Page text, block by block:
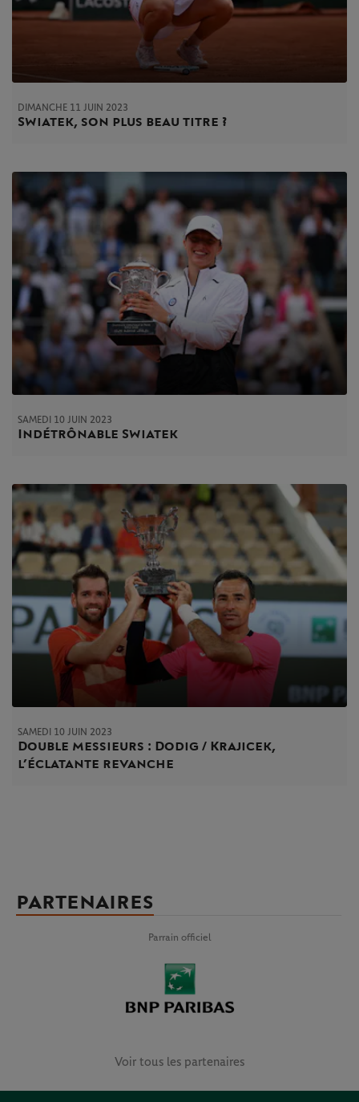
DIMANCHE 11 JUIN 2023
Swiatek, son plus beau titre ?
SAMEDI 10 JUIN 2023
Indétrônable Swiatek
SAMEDI 10 JUIN 2023
Double messieurs : Dodig / Krajicek,
l’éclatante revanche
PARTENAIRES
Parrain officiel
Voir tous les partenaires